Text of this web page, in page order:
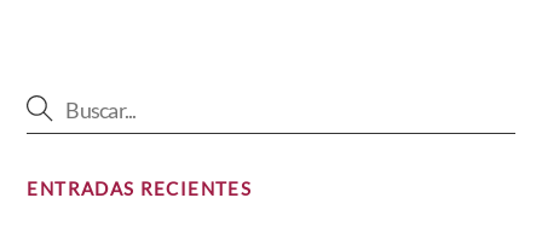
ENTRADAS RECIENTES